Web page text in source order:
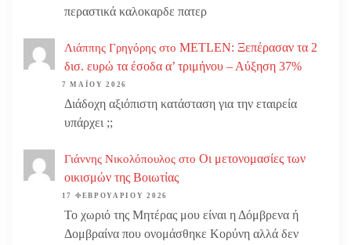
περαστικά καλοκαρδε πατερ
Λιάππης Γρηγόρης στο METLEN: Ξεπέρασαν τα 2
δισ. ευρώ τα έσοδα α’ τριμήνου – Αύξηση 37%
7 ΜΑΪ́ΟΥ 2026
Διάδοχη αξιόπιστη κατάσταση για την εταιρεία
υπάρχει ;;
Γιάννης Νικολόπουλος στο Οι μετονομασίες των
οικισμών της Βοιωτίας
17 ΦΕΒΡΟΥΑΡΊΟΥ 2026
Το χωριό της Μητέρας μου είναι η Δόμβρενα ή
Δομβραίνα που ονομάσθηκε Κορύνη αλλά δεν